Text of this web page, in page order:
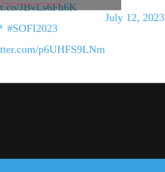
JBvLs6Fh6K
#SOFI2023
p6UHFS9LNm
July 12, 2023